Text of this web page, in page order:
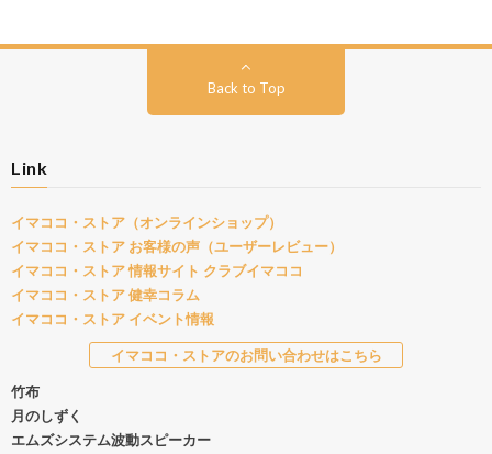
Back to Top
Link
イマココ・ストア（オンラインショップ）
イマココ・ストア お客様の声（ユーザーレビュー）
イマココ・ストア 情報サイト クラブイマココ
イマココ・ストア 健幸コラム
イマココ・ストア イベント情報
イマココ・ストアのお問い合わせはこちら
竹布
月のしずく
エムズシステム波動スピーカー